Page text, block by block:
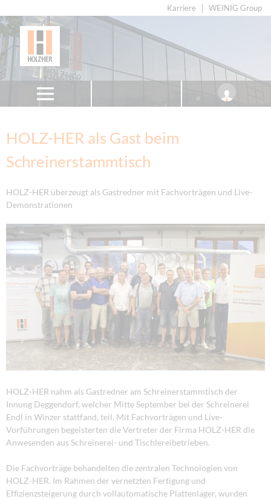
Karriere WEINIG Group
HOLZ-HER als Gast beim
Schreinerstammtisch
HOLZ-HER überzeugt als Gastredner mit Fachvorträgen und Live-
Demonstrationen
HOLZ-HER nahm als Gastredner am Schreinerstammtisch der
Innung Deggendorf, welcher Mitte September bei der Schreinerei
Endl in Winzer stattfand, teil. Mit Fachvorträgen und Live-
Vorführungen begeisterten die Vertreter der Firma HOLZ-HER die
Anwesenden aus Schreinerei- und Tischlereibetrieben.
Die Fachvorträge behandelten die zentralen Technologien von
HOLZ-HER. Im Rahmen der vernetzten Fertigung und
Effizienzsteigerung durch vollautomatische Plattenlager, wurden